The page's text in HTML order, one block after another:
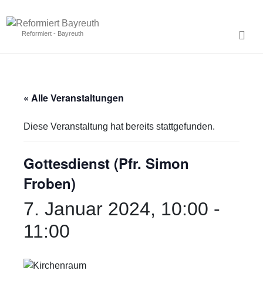
Reformiert - Bayreuth
« Alle Veranstaltungen
Diese Veranstaltung hat bereits stattgefunden.
Gottesdienst (Pfr. Simon
Froben)
7. Januar 2024, 10:00 -
11:00